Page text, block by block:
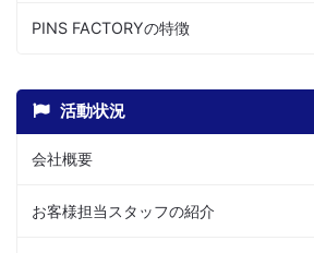
PINS FACTORYの特徴
活動状況
会社概要
お客様担当スタッフの紹介